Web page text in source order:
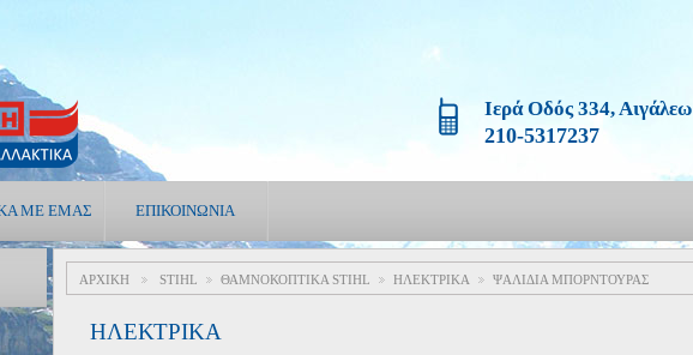
Ιερά Οδός 334, Αιγάλεω
210-5317237
ΜΕ ΕΜΆΣ ΕΠΙΚΟΙΝΩΝΊΑ
ΑΡΧΙΚΉ
>
STIHL
>
ΘΑΜΝΟΚΟΠΤΙΚΑ STIHL
>
ΗΛΕΚΤΡΙΚΑ
>
ΨΑΛΙΔΙΑ ΜΠΟΡΝΤΟΥΡΑΣ
ΗΛΕΚΤΡΙΚΑ